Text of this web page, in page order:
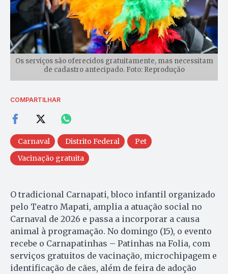
Os serviços são oferecidos gratuitamente, mas necessitam
de cadastro antecipado. Foto: Reprodução
COMPARTILHAR
Carnaval Distrito Federal
Pet
Vacinação gratuita
O tradicional Carnapati, bloco infantil organizado
pelo Teatro Mapati, amplia a atuação social no
Carnaval de 2026 e passa a incorporar a causa
animal à programação. No domingo (15), o evento
recebe o Carnapatinhas – Patinhas na Folia, com
serviços gratuitos de vacinação, microchipagem e
identificação de cães, além de feira de adoção